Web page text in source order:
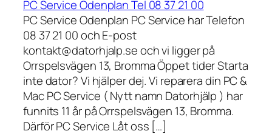
PC Service Odenplan Tel 08 37 21 00
PC Service Odenplan PC Service har Telefon
08 37 21 00 och E-post
kontakt@datorhjalp.se och vi ligger på
Orrspelsvägen 13, Bromma Öppet tider Starta
inte dator? Vi hjälper dej. Vi reparera din PC &
Mac PC Service ( Nytt namn Datorhjälp ) har
funnits 11 år på Orrspelsvägen 13, Bromma.
Därför PC Service Låt oss […]